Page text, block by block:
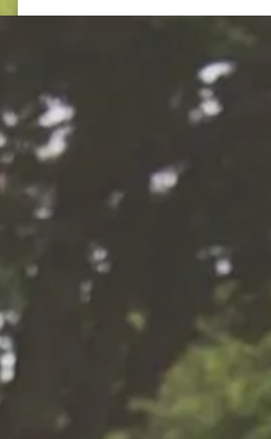
Periodiek of
tuinonderhoud
aan een eenmalige
hele jaar door
onderhouden: bij Van
aan het juiste adres.
langs om uw
te houden. We
wat er moet
het onderhoud
en de behoeften